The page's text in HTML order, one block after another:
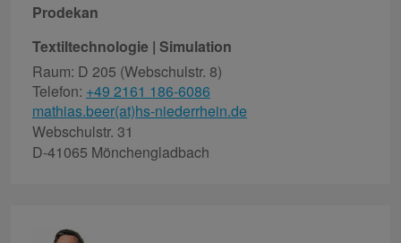
Prodekan
Textiltechnologie | Simulation
Raum: D 205 (Webschulstr. 8)
Telefon: +49 2161 186-6086
mathias.beer(at)hs-niederrhein.de
Webschulstr. 31
D-41065 Mönchengladbach